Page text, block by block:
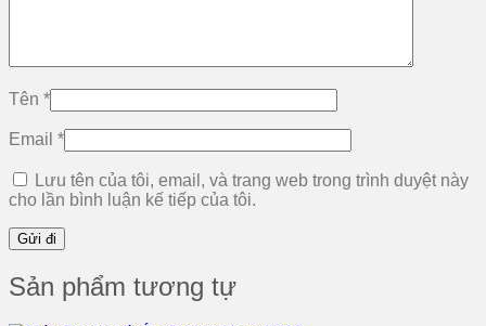
Tên *
Email *
Lưu tên của tôi, email, và trang web trong trình duyệt này
cho lần bình luận kế tiếp của tôi.
Sản phẩm tương tự